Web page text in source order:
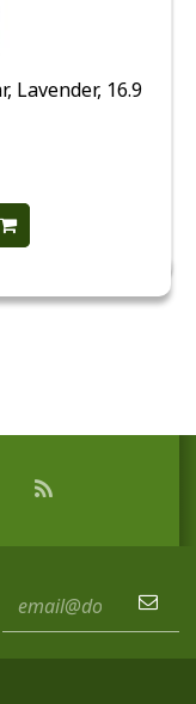
Lavender, 16.9